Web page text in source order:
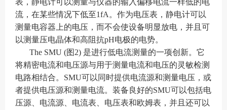
表，静电计可以测量与仪器的输入偏移电流一样低的电
流，在某些情况下低至1fA。作为电压表，静电计可以
测量电容器上的电压，而不会使设备明显放电，并且可
以测量压电晶体和高阻抗pH电极的电势。
The SMU (图2) 是进行低电流测量的一项创新。它
将精密电流和电压源与用于测量电流和电压的灵敏检测
电路相结合。SMU可以同时提供电流源和测量电压，或
者提供电压源和测量电流。装备良好的SMU可以包括电
压源、电流源、电流表、电压表和欧姆表，并且还可以